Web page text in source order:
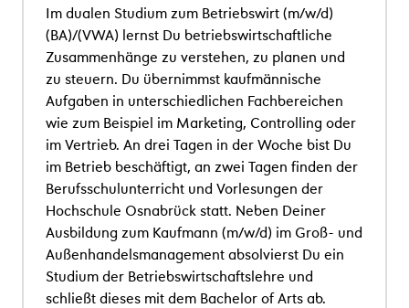
Im dualen Studium zum Betriebswirt (m/w/d)
(BA)/(VWA) lernst Du betriebswirtschaftliche
Zusammenhänge zu verstehen, zu planen und
zu steuern. Du übernimmst kaufmännische
Aufgaben in unterschiedlichen Fachbereichen
wie zum Beispiel im Marketing, Controlling oder
im Vertrieb. An drei Tagen in der Woche bist Du
im Betrieb beschäftigt, an zwei Tagen finden der
Berufsschulunterricht und Vorlesungen der
Hochschule Osnabrück statt. Neben Deiner
Ausbildung zum Kaufmann (m/w/d) im Groß- und
Außenhandelsmanagement absolvierst Du ein
Studium der Betriebswirtschaftslehre und
schließt dieses mit dem Bachelor of Arts ab.